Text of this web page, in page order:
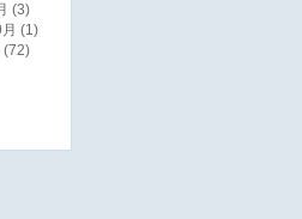
(3)
(1)
(72)